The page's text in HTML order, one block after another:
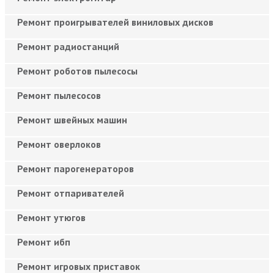
Ремонт проигрывателей виниловых дисков
Ремонт радиостанций
Ремонт роботов пылесосы
Ремонт пылесосов
Ремонт швейных машин
Ремонт оверлоков
Ремонт парогенераторов
Ремонт отпаривателей
Ремонт утюгов
Ремонт ибп
Ремонт игровых приставок